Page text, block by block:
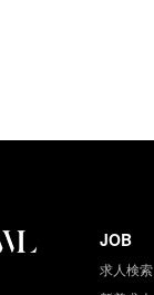
JOB
求人検索